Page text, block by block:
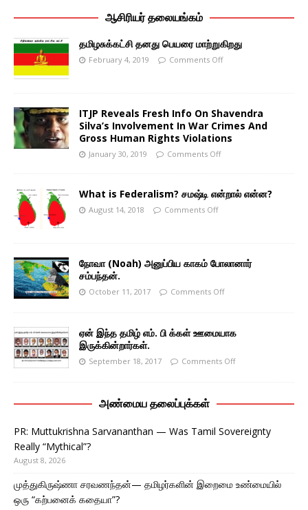
ஆசிரியர் தலையங்கம்
தமிழசுக்கட்சி தனது பெயரை மாற்றுகிறது
February 4, 2019 Comments Off
ITJP Reveals Fresh Info On Shavendra
Silva’s Involvement In War Crimes And
Gross Human Rights Violations
January 30, 2019 Comments Off
What is Federalism? சமஷ்டி என்றால் என்ன?
August 14, 2018 Comments Off
நோவா (Noah) அனுப்பிய காகம் போலானார்
சம்பந்தன்.
October 11, 2017 Comments Off
ஏன் இந்த தமிழ் எம். பி க்கள் ஊமையாக
இருக்கின்றார்கள்.
September 18, 2017 Comments Off
அண்மைய தலைப்புக்கள்
PR: Muttukrishna Sarvananthan — Was Tamil Sovereignty
Really “Mythical”?
August 8, 2026
முத்துகிருஷ்ணா சரவணந்தன்— தமிழர்களின் இறைமை உண்மையில்
ஒரு “கற்பனைக் கதையா”?